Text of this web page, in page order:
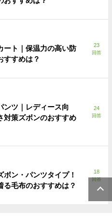
ート｜保温力の高い防
すすめは？
23
回答
ンツ｜レディース向
対策ズボンのおすすめ
24
回答
ボン・パンツタイプ！
る毛布のおすすめは？
18
回答